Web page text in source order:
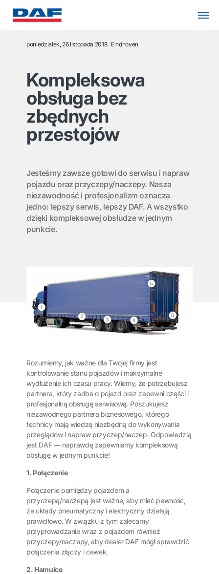
poniedziałek, 26 listopada 2018 Eindhoven
Kompleksowa
obsługa bez
zbędnych
przestojów
Jesteśmy zawsze gotowi do serwisu i napraw
pojazdu oraz przyczepy/naczepy. Nasza
niezawodność i profesjonalizm oznacza
jedno: lepszy serwis, lepszy DAF. A wszystko
dzięki kompleksowej obsłudze w jednym
punkcie.
Rozumiemy, jak ważne dla Twojej firmy jest
kontrolowanie stanu pojazdów i maksymalne
wydłużenie ich czasu pracy. Wiemy, że potrzebujesz
partnera, który zadba o pojazd oraz zapewni części i
profesjonalną obsługę serwisową. Poszukujesz
niezawodnego partnera biznesowego, którego
technicy mają wiedzę niezbędną do wykonywania
przeglądów i napraw przyczep/naczep. Odpowiedzią
jest DAF — naprawdę zapewniamy kompleksową
obsługę w jednym punkcie!
1. Połączenie
Połączenie pomiędzy pojazdem a
przyczepą/naczepą jest ważne, aby mieć pewność,
że układy pneumatyczny i elektryczny działają
prawidłowo. W związku z tym zalecamy
przyprowadzanie wraz z pojazdem również
przyczepy/naczepy, aby dealer DAF mógł sprawdzić
połączenia złączy i cewek.
2. Hamulce